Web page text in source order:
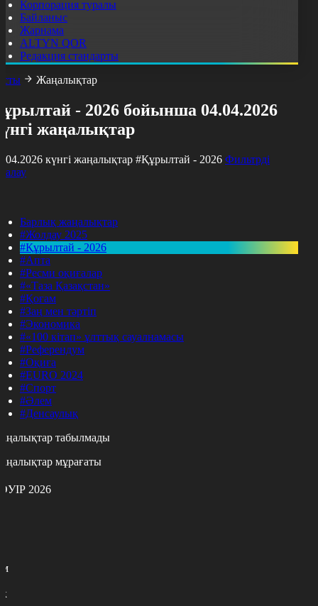
Корпорация туралы
Байланыс
Жарнама
ALTYN QOR
Редакция стандарты
Жаңалықтар
- 2026 бойынша 04.04.2026
жаңалықтар
күнгі жаңалықтар #Құрылтай - 2026 Фильтрді
Барлық жаңалықтар
#Жолдау 2025
#Құрылтай - 2026
#Апта
#Ресми оқиғалар
#«Таза Қазақстан»
#Қоғам
#Заң мен тәртіп
#Экономика
#«100 кітап» ұлттық сауалнамасы
#Референдум
#Оқиға
#EURO 2024
#Спорт
#Әлем
#Денсаулық
табылмады
мұрағаты
2026